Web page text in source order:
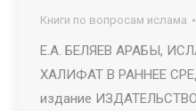
Книги по вопросам ислама
Е.А. БЕЛЯЕВ АРАБЫ,
ХАЛИФАТ В РАННЕЕ
издание